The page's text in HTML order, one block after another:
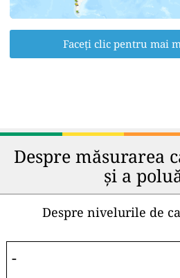
Faceți clic pentru mai
Despre măsurarea
și a
Despre nivelurile de
-